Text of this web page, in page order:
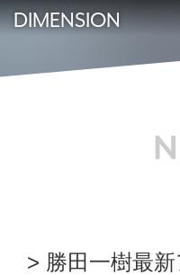
DIMENSION
勝田一樹最